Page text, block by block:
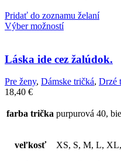
Pridať do zoznamu želaní
Výber možností
Láska ide cez žalúdok.
Pre ženy, Dámske tričká, Drzé
18,40 €
farba trička purpurová 40,
veľkosť XS, S, M, L,